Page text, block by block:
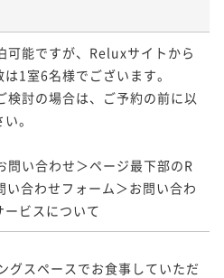
可能ですが、Reluxサイトから
1室6名様でございます。
討の場合は、ご予約の前に以
。
い合わせ＞ページ最下部のR
合わせフォーム＞お問い合わ
ビスについて
グスペースでお食事していただ